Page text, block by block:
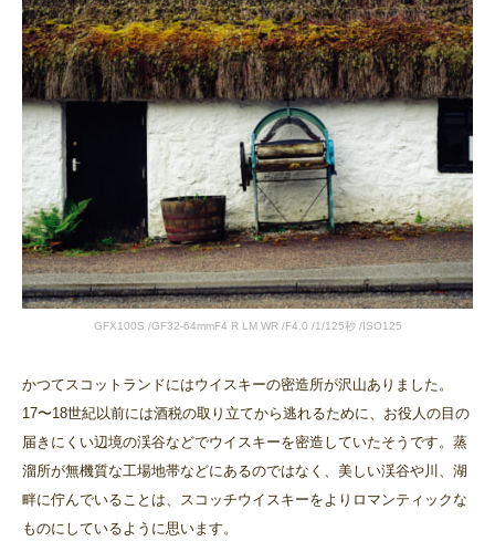
GFX100S /GF32-64mmF4 R LM WR /F4.0 /1/125秒 /ISO125
かつてスコットランドにはウイスキーの密造所が沢山ありました。
17〜18世紀以前には酒税の取り立てから逃れるために、お役人の目の
届きにくい辺境の渓谷などでウイスキーを密造していたそうです。蒸
溜所が無機質な工場地帯などにあるのではなく、美しい渓谷や川、湖
畔に佇んでいることは、スコッチウイスキーをよりロマンティックな
ものにしているように思います。